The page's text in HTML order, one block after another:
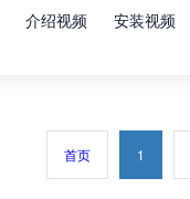
介绍视频 安装视频
首页 1